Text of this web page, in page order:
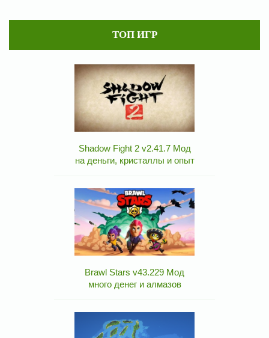
ТОП ИГР
Shadow Fight 2 v2.41.7 Мод
на деньги, кристаллы и опыт
Brawl Stars v43.229 Мод
много денег и алмазов